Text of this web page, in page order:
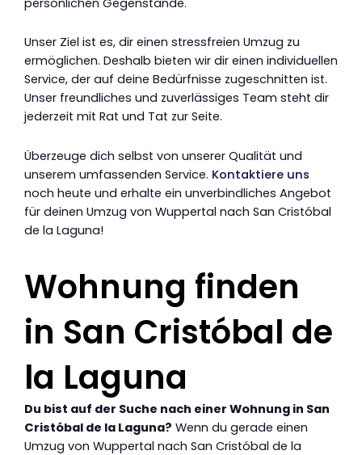
Unser Ziel ist es, dir einen stressfreien Umzug zu
ermöglichen. Deshalb bieten wir dir einen individuellen
Service, der auf deine Bedürfnisse zugeschnitten ist.
Unser freundliches und zuverlässiges Team steht dir
jederzeit mit Rat und Tat zur Seite.
Überzeuge dich selbst von unserer Qualität und
unserem umfassenden Service. Kontaktiere uns
noch heute und erhalte ein unverbindliches Angebot
für deinen Umzug von Wuppertal nach San Cristóbal
de la Laguna!
Wohnung finden
in San Cristóbal de
la Laguna
Du bist auf der Suche nach einer Wohnung in San
Cristóbal de la Laguna? Wenn du gerade einen
Umzug von Wuppertal nach San Cristóbal de la